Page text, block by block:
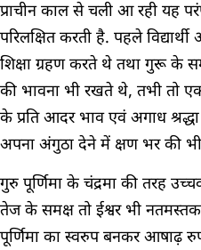
प्राचीन काल से चली आ रही यह
परिलक्षित करती है. पहले
शिक्षा ग्रहण करते थे तथा गुरू के
की भावना भी रखते थे, तभी तो
के प्रति आदर भाव एवं अगाध
अपना अंगुठा देने में क्षण भर की
गुरु पूर्णिमा के चंद्रमा की तरह
तेज के समक्ष तो ईश्वर भी
पूर्णिमा का स्वरुप बनकर आषाढ़